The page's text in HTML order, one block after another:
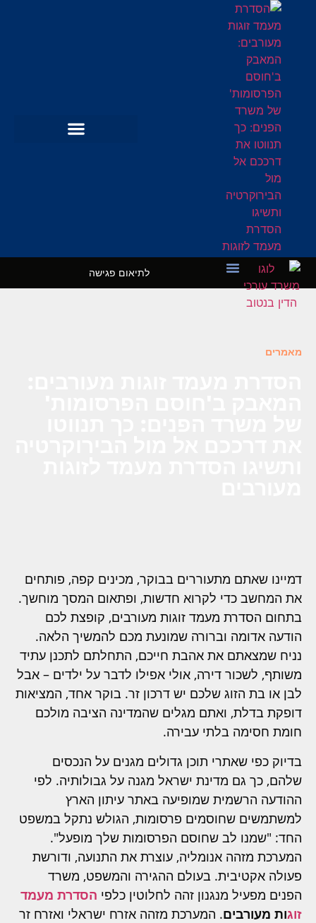
לתיאום פגישה
מאמרים
דמיינו שאתם מתעוררים בבוקר, מכינים קפה, פותחים
את המחשב כדי לקרוא חדשות, ופתאום המסך מוחשך.
בתחום הסדרת מעמד זוגות מעורבים, קופצת לכם
הודעה אדומה וברורה שמונעת מכם להמשיך הלאה.
נניח שמצאתם את אהבת חייכם, התחלתם לתכנן עתיד
משותף, לשכור דירה, אולי אפילו לדבר על ילדים – אבל
לבן או בת הזוג שלכם יש דרכון זר. בוקר אחד, המציאות
דופקת בדלת, ואתם מגלים שהמדינה הציבה מולכם
חומת חסימה בלתי עבירה.
בדיוק כפי שאתרי תוכן גדולים מגנים על הנכסים
שלהם, כך גם מדינת ישראל מגנה על גבולותיה. לפי
ההודעה הרשמית שמופיעה באתר עיתון הארץ
למשתמשים שחוסמים פרסומות, הגולש נתקל במשפט
החד: "שמנו לב שחוסם הפרסומות שלך מופעל".
המערכת מזהה אנומליה, עוצרת את התנועה, ודורשת
פעולה אקטיבית. בעולם ההגירה והמשפט, משרד
הפנים מפעיל מנגנון זהה לחלוטין כלפי הסדרת מעמד
זוגות מעורבים. המערכת מזהה אזרח ישראלי ואזרח זר